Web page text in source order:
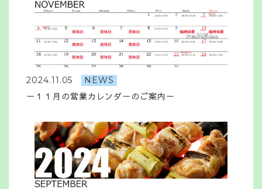
2024.11.05 NEWS
ー１１月の営業カレンダーのご案内ー